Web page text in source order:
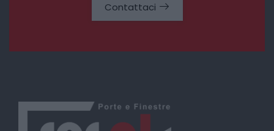
Contattaci